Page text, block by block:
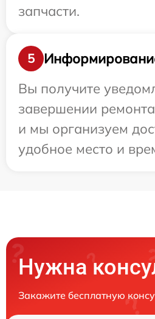
запчасти.
5
Вы получите
завершении
и мы организуем
удобное место и
Нужна
Закажите бесплатную